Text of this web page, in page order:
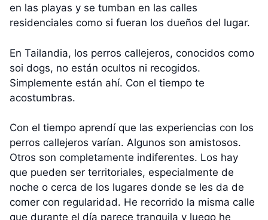
en las playas y se tumban en las calles
residenciales como si fueran los dueños del lugar.
En Tailandia, los perros callejeros, conocidos como
soi dogs, no están ocultos ni recogidos.
Simplemente están ahí. Con el tiempo te
acostumbras.
Con el tiempo aprendí que las experiencias con los
perros callejeros varían. Algunos son amistosos.
Otros son completamente indiferentes. Los hay
que pueden ser territoriales, especialmente de
noche o cerca de los lugares donde se les da de
comer con regularidad. He recorrido la misma calle
que durante el día parece tranquila y luego he